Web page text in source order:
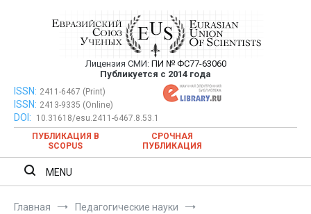
Евразийский Союз Ученых —
публикация научных статей в
ежемесячном научном журнале
Лицензия СМИ: ПИ № ФС77-63060
Публикуется с 2014 года
Евразийский Союз Ученых — публикация научных статей в
ежемесячном научном журнале
ISSN: 2411-6467 (Print)
ISSN: 2413-9335 (Online)
DOI:
10.31618/esu.2411-6467.8.53.1
ПУБЛИКАЦИЯ В
SCOPUS
СРОЧНАЯ
ПУБЛИКАЦИЯ
MENU
Главная
Педагогические науки